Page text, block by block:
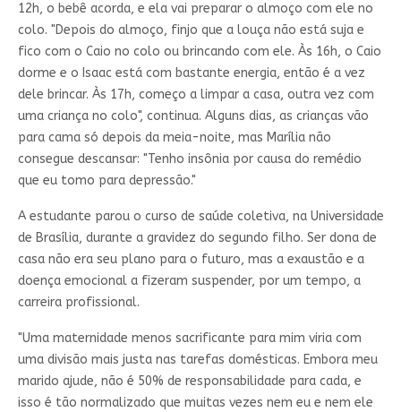
12h, o bebê acorda, e ela vai preparar o almoço com ele no
colo. "Depois do almoço, finjo que a louça não está suja e
fico com o Caio no colo ou brincando com ele. Às 16h, o Caio
dorme e o Isaac está com bastante energia, então é a vez
dele brincar. Às 17h, começo a limpar a casa, outra vez com
uma criança no colo", continua. Alguns dias, as crianças vão
para cama só depois da meia-noite, mas Marília não
consegue descansar: "Tenho insônia por causa do remédio
que eu tomo para depressão."
A estudante parou o curso de saúde coletiva, na Universidade
de Brasília, durante a gravidez do segundo filho. Ser dona de
casa não era seu plano para o futuro, mas a exaustão e a
doença emocional a fizeram suspender, por um tempo, a
carreira profissional.
"Uma maternidade menos sacrificante para mim viria com
uma divisão mais justa nas tarefas domésticas. Embora meu
marido ajude, não é 50% de responsabilidade para cada, e
isso é tão normalizado que muitas vezes nem eu e nem ele